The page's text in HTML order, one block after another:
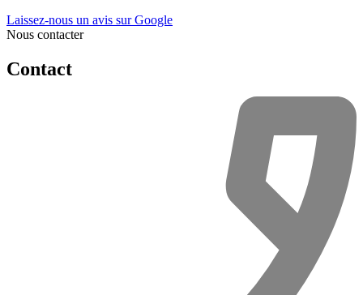
Laissez-nous un avis sur Google
Nous contacter
Contact